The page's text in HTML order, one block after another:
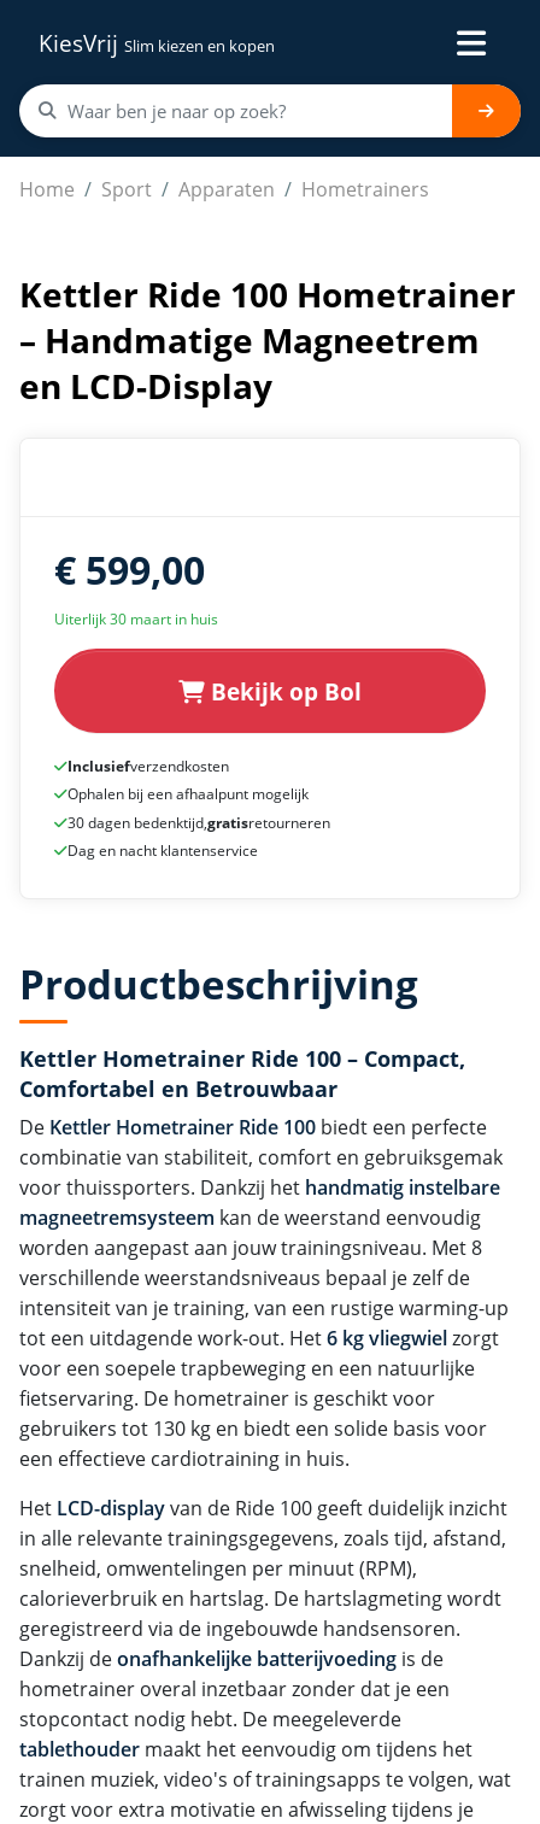
KiesVrij Slim kiezen en kopen
Home Sport Apparaten Hometrainers
Kettler Ride 100 Hometrainer – Handmatige
Kettler Ride 100 Hometrainer
– Handmatige Magneetrem
en LCD-Display
€ 599,00
Uiterlijk 30 maart in huis
Bekijk op Bol
Inclusiefverzendkosten
Ophalen bij een afhaalpunt mogelijk
30 dagen bedenktijd,gratisretourneren
Dag en nacht klantenservice
Productbeschrijving
Kettler Hometrainer Ride 100 – Compact,
Comfortabel en Betrouwbaar
De Kettler Hometrainer Ride 100 biedt een perfecte
combinatie van stabiliteit, comfort en gebruiksgemak
voor thuissporters. Dankzij het handmatig instelbare
magneetremsysteem kan de weerstand eenvoudig
worden aangepast aan jouw trainingsniveau. Met 8
verschillende weerstandsniveaus bepaal je zelf de
intensiteit van je training, van een rustige warming-up
tot een uitdagende work-out. Het6 kg vliegwielzorgt
voor een soepele trapbeweging en een natuurlijke
fietservaring. De hometrainer is geschikt voor
gebruikers tot 130 kg en biedt een solide basis voor
een effectieve cardiotraining in huis.
Het LCD-displayvan de Ride 100 geeft duidelijk inzicht
in alle relevante trainingsgegevens, zoals tijd, afstand,
snelheid, omwentelingen per minuut (RPM),
calorieverbruik en hartslag. De hartslagmeting wordt
geregistreerd via de ingebouwde handsensoren.
Dankzij deonafhankelijke batterijvoeding is de
hometrainer overal inzetbaar zonder dat je een
stopcontact nodig hebt. De meegeleverde
tablethouder maakt het eenvoudig om tijdens het
trainen muziek, video's of trainingsapps te volgen, wat
zorgt voor extra motivatie en afwisseling tijdens je